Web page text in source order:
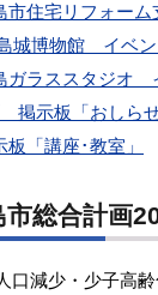
住宅リフォーム
博物館 イベン
ラススタジオ
掲示板「おしらせ
「講座･教室」
総合計画
減少・少子高